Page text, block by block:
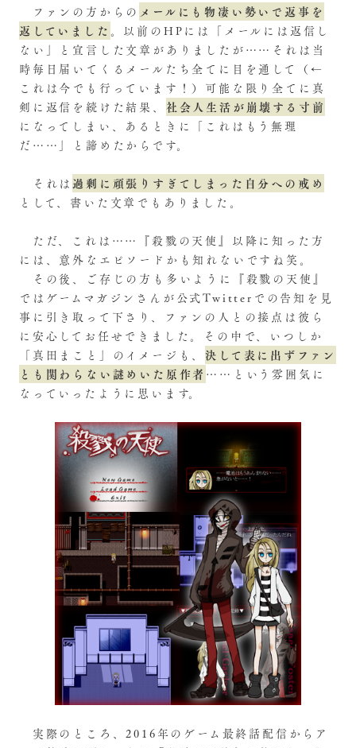
ファンの方からの メールにも物凄い勢いで返事を
返していました。以前のHPには「メールには返信し
ない」と宣言した文章がありましたが……それは当
時毎日届いてくるメールたち全てに目を通して（←
これは今でも行っています！）可能な限り全てに真
剣に返信を続けた結果、 社会人生活が崩壊する寸前
になってしまい、あるときに「これはもう無理
だ……」と諦めたからです。
それは過剰に頑張りすぎてしまった自分への戒め
として、書いた文章でもありました。
ただ、これは……『殺戮の天使』以降に知った方
には、意外なエピソードかも知れないですね笑。
その後、ご存じの方も多いように『殺戮の天使』
ではゲームマガジンさんが公式Twitterでの告知を見
事に引き取って下さり、ファンの人との接点は彼ら
に安心してお任せできました。その中で、いつしか
「真田まこと」のイメージも、 決して表に出ずファン
とも関わらない謎めいた原作者 ……という雰囲気に
なっていったように思います。
実際のところ、2016年のゲーム最終話配信からア